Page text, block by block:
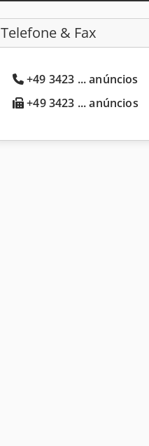
Telefone & Fax
+49 3423 ... anúncios
+49 3423 ... anúncios